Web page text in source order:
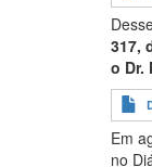
317,
o Dr.
Em
no